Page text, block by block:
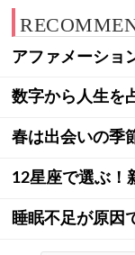
アファメーショ
数字から人生を
春は出会いの季
12星座で選ぶ！
睡眠不足が原因